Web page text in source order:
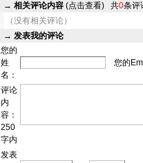
→ 相关评论内容 (点击查看) 共0条评
（没有相关评论）
→ 发表我的评论
您的
姓
名：
您的
评论
内
容：
250
字内
发表